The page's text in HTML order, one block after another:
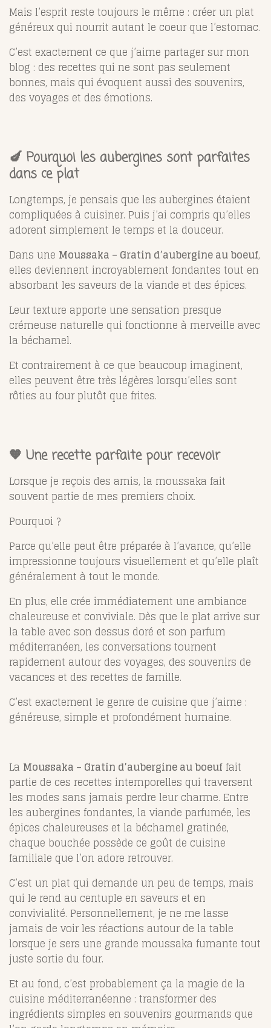
Mais l’esprit reste toujours le même : créer un plat
généreux qui nourrit autant le coeur que l’estomac.
C’est exactement ce que j’aime partager sur mon
blog : des recettes qui ne sont pas seulement
bonnes, mais qui évoquent aussi des souvenirs,
des voyages et des émotions.
🍆 Pourquoi les aubergines sont parfaites
dans ce plat
Longtemps, je pensais que les aubergines étaient
compliquées à cuisiner. Puis j’ai compris qu’elles
adorent simplement le temps et la douceur.
Dans une Moussaka – Gratin d’aubergine au boeuf,
elles deviennent incroyablement fondantes tout en
absorbant les saveurs de la viande et des épices.
Leur texture apporte une sensation presque
crémeuse naturelle qui fonctionne à merveille avec
la béchamel.
Et contrairement à ce que beaucoup imaginent,
elles peuvent être très légères lorsqu’elles sont
rôties au four plutôt que frites.
🧡 Une recette parfaite pour recevoir
Lorsque je reçois des amis, la moussaka fait
souvent partie de mes premiers choix.
Pourquoi ?
Parce qu’elle peut être préparée à l’avance, qu’elle
impressionne toujours visuellement et qu’elle plaît
généralement à tout le monde.
En plus, elle crée immédiatement une ambiance
chaleureuse et conviviale. Dès que le plat arrive sur
la table avec son dessus doré et son parfum
méditerranéen, les conversations tournent
rapidement autour des voyages, des souvenirs de
vacances et des recettes de famille.
C’est exactement le genre de cuisine que j’aime :
généreuse, simple et profondément humaine.
La Moussaka – Gratin d’aubergine au boeuffait
partie de ces recettes intemporelles qui traversent
les modes sans jamais perdre leur charme. Entre
les aubergines fondantes, la viande parfumée, les
épices chaleureuses et la béchamel gratinée,
chaque bouchée possède ce goût de cuisine
familiale que l’on adore retrouver.
C’est un plat qui demande un peu de temps, mais
qui le rend au centuple en saveurs et en
convivialité. Personnellement, je ne me lasse
jamais de voir les réactions autour de la table
lorsque je sers une grande moussaka fumante tout
juste sortie du four.
Et au fond, c’est probablement ça la magie de la
cuisine méditerranéenne : transformer des
ingrédients simples en souvenirs gourmands que